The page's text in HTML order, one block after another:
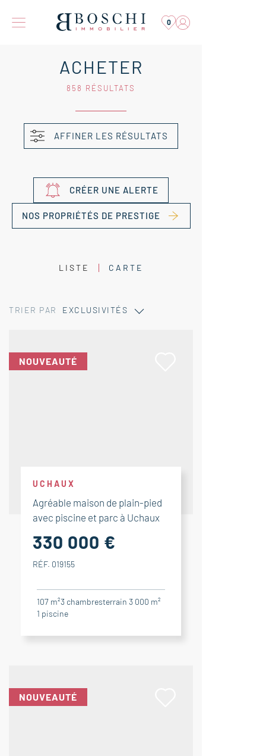
0
ACHETER
858 RÉSULTATS
AFFINER LES RÉSULTATS
CRÉER UNE ALERTE
NOS PROPRIÉTÉS DE PRESTIGE
LISTE CARTE
TRIER PAR EXCLUSIVITÉS
NOUVEAUTÉ
UCHAUX
Agréable maison de plain-pied
avec piscine et parc à Uchaux
330 000 €
RÉF. 019155
107 m²3 chambresterrain 3 000 m²
1 piscine
NOUVEAUTÉ